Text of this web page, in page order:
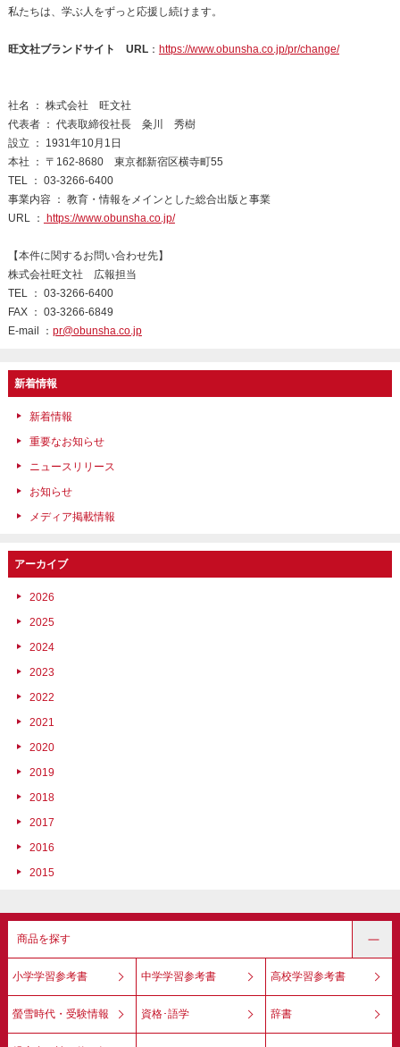
私たちは、学ぶ人をずっと応援し続けます。
旺文社ブランドサイト URL： https://www.obunsha.co.jp/pr/change/
社名 ： 株式会社 旺文社
代表者 ： 代表取締役社長 粂川 秀樹
設立 ： 1931年10月1日
本社 ： 〒162-8680 東京都新宿区横寺町55
TEL ： 03-3266-6400
事業内容 ： 教育・情報をメインとした総合出版と事業
URL ： https://www.obunsha.co.jp/
【本件に関するお問い合わせ先】
株式会社旺文社 広報担当
TEL ： 03-3266-6400
FAX ： 03-3266-6849
E-mail ： pr@obunsha.co.jp
新着情報
新着情報
重要なお知らせ
ニュースリリース
お知らせ
メディア掲載情報
アーカイブ
2026
2025
2024
2023
2022
2021
2020
2019
2018
2017
2016
2015
商品を探す
小学学習参考書 中学学習参考書 高校学習参考書
螢雪時代・受験情報 資格･語学 辞書